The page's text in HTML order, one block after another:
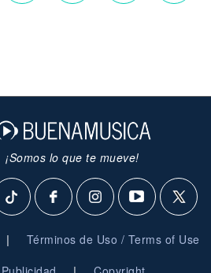
¡Somos lo que te mueve!
| Términos de Uso / Terms of Use